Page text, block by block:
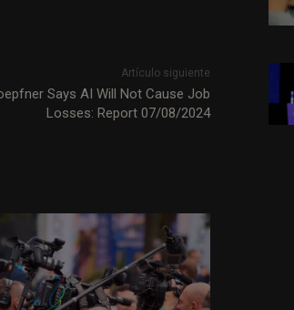
Artículo siguiente
Says AI Will Not Cause Job
Losses: Report 07/08/2024